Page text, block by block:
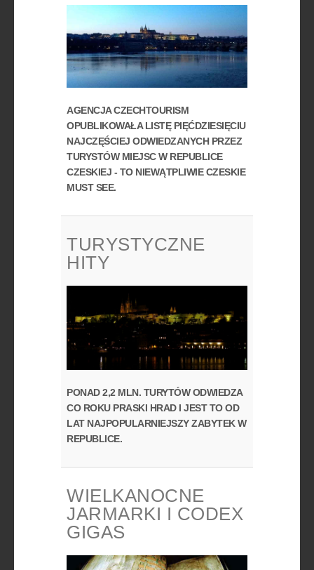
AGENCJA CZECHTOURISM
OPUBLIKOWAŁA LISTĘ PIĘĆDZIESIĘCIU
NAJCZĘŚCIEJ ODWIEDZANYCH PRZEZ
TURYSTÓW MIEJSC W REPUBLICE
CZESKIEJ - TO NIEWĄTPLIWIE CZESKIE
MUST SEE.
TURYSTYCZNE
HITY
PONAD 2,2 MLN. TURYTÓW ODWIEDZA
CO ROKU PRASKI HRAD I JEST TO OD
LAT NAJPOPULARNIEJSZY ZABYTEK W
REPUBLICE.
WIELKANOCNE
JARMARKI I CODEX
GIGAS